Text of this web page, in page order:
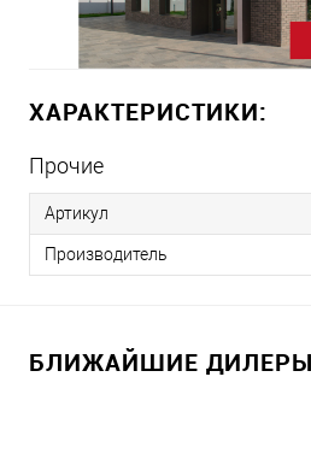
ХАРАКТЕРИСТИКИ:
Прочие
Артикул
Производитель
БЛИЖАЙШИЕ ДИЛЕРЫ